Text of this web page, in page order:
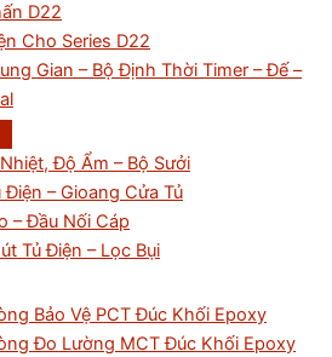
D22
Cho Series D22
Gian – Bộ Định Thời Timer – Đế –
Độ Ẩm – Bộ Sưởi
Điện – Gioang Cửa Tủ
– Đầu Nối Cáp
Tủ Điện – Lọc Bụi
Bảo Vệ PCT Đúc Khối Epoxy
Đo Lường MCT Đúc Khối Epoxy